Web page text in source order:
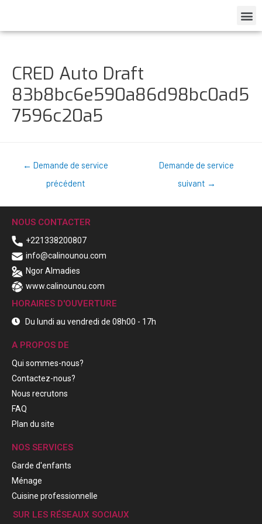
CRED Auto Draft
83b8bc6e590a86d98bc0ad5
7596c20a5
← Demande de service
précédent
Demande de service
suivant →
NOUS CONTACTER
+221338200807
info@calinounou.com
Ngor Almadies
www.calinounou.com
HORAIRES D'OUVERTURE
Du lundi au vendredi de 08h00 - 17h
A PROPOS DE
Qui sommes-nous?
Contactez-nous?
Nous recrutons
FAQ
Plan du site
NOS SERVICES
Garde d'enfants
Ménage
Cuisine professionnelle
SUR LES RÉSEAUX SOCIAUX